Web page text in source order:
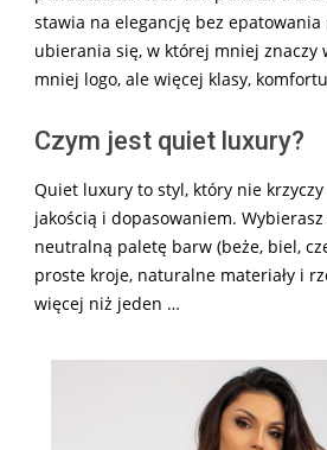
stawia na elegancję bez epatowania
ubierania się, w której mniej
mniej logo, ale więcej klasy,
Czym jest quiet luxury?
Quiet luxury to styl, który nie
jakością i dopasowaniem.
neutralną paletę barw (beże, biel,
proste kroje, naturalne materiały i
więcej niż jeden …